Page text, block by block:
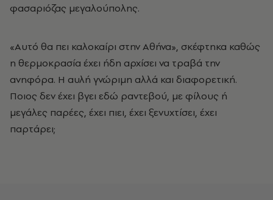
φασαριόζας μεγαλούπολης.
«Αυτό θα πει καλοκαίρι στην Αθήνα», σκέφτηκα καθώς
η θερμοκρασία έχει ήδη αρχίσει να τραβά την
ανηφόρα. Η αυλή γνώριμη αλλά και διαφορετική.
Ποιος δεν έχει βγει εδώ ραντεβού, με φίλους ή
μεγάλες παρέες, έχει πιει, έχει ξενυχτίσει, έχει
παρτάρει;